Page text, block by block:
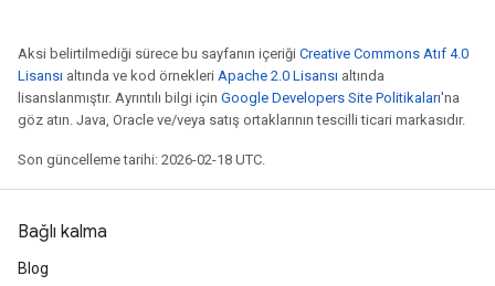
Aksi belirtilmediği sürece bu sayfanın içeriği Creative Commons Atıf 4.0
Lisansı altında ve kod örnekleri Apache 2.0 Lisansı altında
lisanslanmıştır. Ayrıntılı bilgi için Google Developers Site Politikaları'na
göz atın. Java, Oracle ve/veya satış ortaklarının tescilli ticari markasıdır.
Son güncelleme tarihi: 2026-02-18 UTC.
Bağlı kalma
Blog